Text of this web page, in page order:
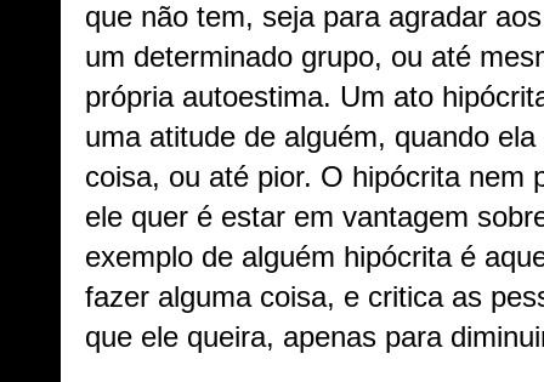
que não tem, seja para agradar
um determinado grupo, ou até
própria autoestima. Um ato
uma atitude de alguém, quando
coisa, ou até pior. O hipócrita nem
ele quer é estar em vantagem
exemplo de alguém hipócrita é
fazer alguma coisa, e critica as
que ele queira, apenas para